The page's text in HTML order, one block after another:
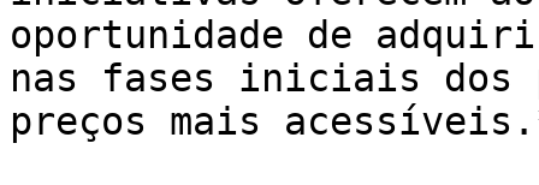
oportunidade de
nas fases iniciais dos
preços mais